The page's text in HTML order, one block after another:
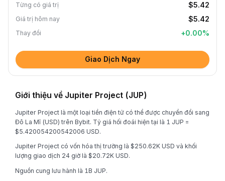
Từng có giá trị $5.42
Giá trị hôm nay $5.42
Thay đổi +0.00%
Giao Dịch Ngay
Giới thiệu về Jupiter Project (JUP)
Jupiter Project là một loại tiền điện tử có thể được chuyển đổi sang
Đô La Mĩ (USD) trên Bybit. Tỷ giá hối đoái hiện tại là 1 JUP =
$5.420054200542006 USD.
Jupiter Project có vốn hóa thị trường là $250.62K USD và khối
lượng giao dịch 24 giờ là $20.72K USD.
Nguồn cung lưu hành là 1B JUP.